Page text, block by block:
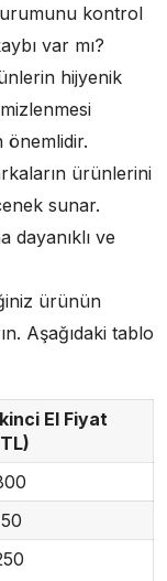
kontrol
var mı?
hijyenik
önemlidir.
ürünlerini
sunar.
dayanıklı ve
ürünün
Aşağıdaki tablo
El Fiyat